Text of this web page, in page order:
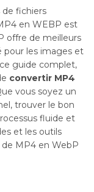
fichiers
en WEBP est
offre de meilleurs
pour les images et
guide complet,
convertir MP4
vous soyez un
trouver le bon
fluide et
et les outils
MP4 en WebP